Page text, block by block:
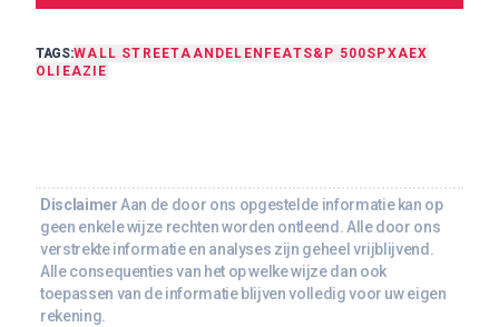
TAGS:WALL STREETAANDELEN FEATS&P 500SPXAEX
OLIEAZIE
Disclaimer Aan de door ons opgestelde informatie kan op
geen enkele wijze rechten worden ontleend. Alle door ons
verstrekte informatie en analyses zijn geheel vrijblijvend.
Alle consequenties van het op welke wijze dan ook
toepassen van de informatie blijven volledig voor uw eigen
rekening.